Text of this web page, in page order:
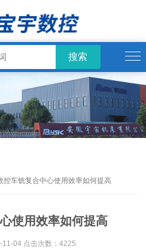
控车铣复合中心使用效率如何提高
使用效率如何提高
04 点击次数：4225